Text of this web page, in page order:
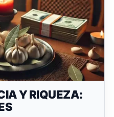
Y RIQUEZA: